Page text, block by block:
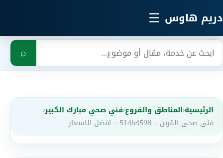
دريم هاوس ☰
بحث ⌕
الرئيسية‹المناطق والفروع‹فني صحي مبارك الكبير‹
فني صحي القرين – 51464598 – افضل الاسعار